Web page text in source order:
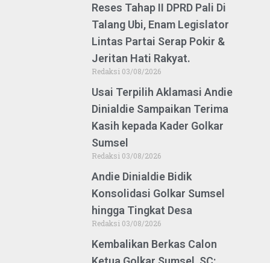
Reses Tahap II DPRD Pali Di
Talang Ubi, Enam Legislator
Lintas Partai Serap Pokir &
Jeritan Hati Rakyat.
Redaksi 03/08/2026
Usai Terpilih Aklamasi Andie
Dinialdie Sampaikan Terima
Kasih kepada Kader Golkar
Sumsel
Redaksi 03/08/2026
Andie Dinialdie Bidik
Konsolidasi Golkar Sumsel
hingga Tingkat Desa
Redaksi 03/08/2026
Kembalikan Berkas Calon